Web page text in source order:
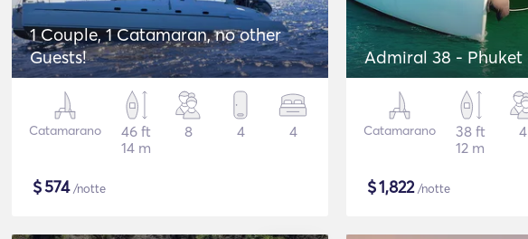
1 Couple, 1 Catamaran, no other
Guests!
Catamarano
46 ft
14 m
8 4 4
$574/notte
Admiral 38 - Phuket
Catamarano
38 ft
12 m
4
$1,822/notte